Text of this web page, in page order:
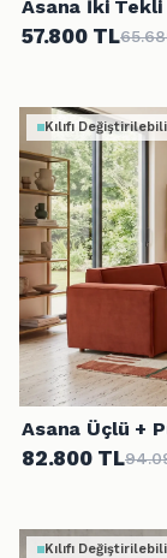
Asana İki Tekli
57.800 TL
Kılıfı
Asana Üçlü +
82.800 TL
Kılıfı